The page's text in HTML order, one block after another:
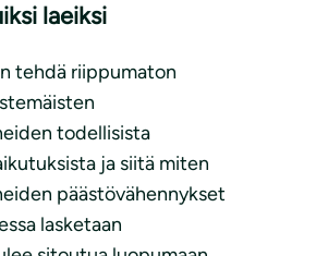
laeiksi
tehdä riippumaton
todellisista
ja siitä miten
päästövähennykset
lasketaan